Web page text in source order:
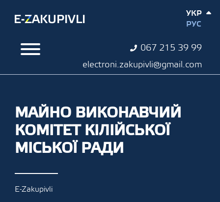
067 215 39 99
electroni.zakupivli@gmail.com
УКР
РУС
МАЙНО ВИКОНАВЧИЙ
КОМІТЕТ КІЛІЙСЬКОЇ
МІСЬКОЇ РАДИ
E-Zakupivli